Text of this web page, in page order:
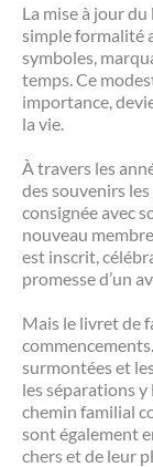
La mise à jour
simple formalité
symboles,
temps. Ce
importance,
la vie.
À travers les
des souvenirs
consignée avec
nouveau
est inscrit,
promesse d’un
Mais le livret de
surmontées et
les séparations
chemin familial
sont également
chers et de leur